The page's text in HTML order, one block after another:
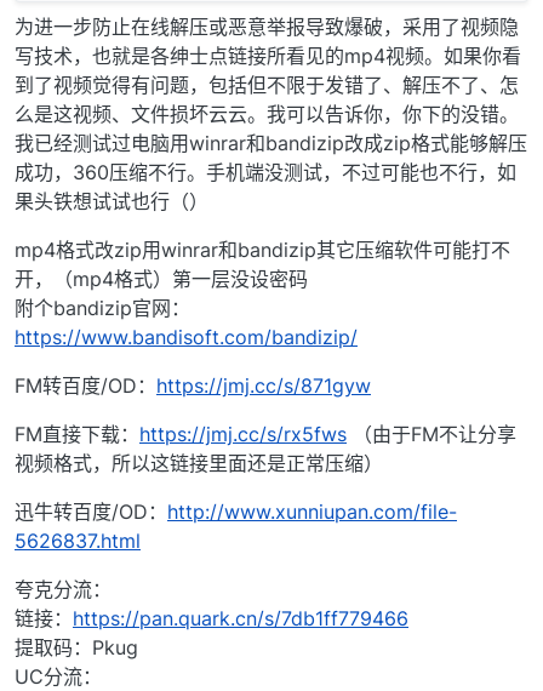
为进一步防止在线解压或恶意举报导致爆破，采用了视频隐
写技术，也就是各绅士点链接所看见的mp4视频。如果你看
到了视频觉得有问题，包括但不限于发错了、解压不了、怎
么是这视频、文件损坏云云。我可以告诉你，你下的没错。
我已经测试过电脑用winrar和bandizip改成zip格式能够解压
成功，360压缩不行。手机端没测试，不过可能也不行，如
果头铁想试试也行（）
mp4格式改zip用winrar和bandizip其它压缩软件可能打不
开，（mp4格式）第一层没设密码
附个bandizip官网：
https://www.bandisoft.com/bandizip/
FM转百度/OD： https://jmj.cc/s/871gyw
FM直接下载： https://jmj.cc/s/rx5fws （由于FM不让分享
视频格式，所以这链接里面还是正常压缩）
迅牛转百度/OD： http://www.xunniupan.com/file-
5626837.html
夸克分流：
链接： https://pan.quark.cn/s/7db1ff779466
提取码：Pkug
UC分流：